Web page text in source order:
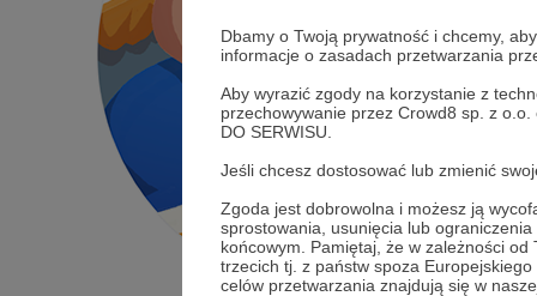
Dbamy o Twoją prywatność i chcemy,
informacje o zasadach przetwarzania
Aby wyrazić zgody na korzystanie z
przechowywanie przez Crowd8 sp. z
DO SERWISU.
Jeśli chcesz dostosować lub zmienić
Zgoda jest dobrowolna i możesz ją
sprostowania, usunięcia lub
końcowym. Pamiętaj, że w zależności
trzecich tj. z państw spoza
celów przetwarzania znajdują się w